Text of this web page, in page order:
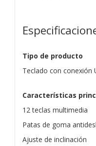
Tipo de producto
Teclado con conexión
Características
12 teclas multimedia
Patas de goma
Ajuste de inclinación